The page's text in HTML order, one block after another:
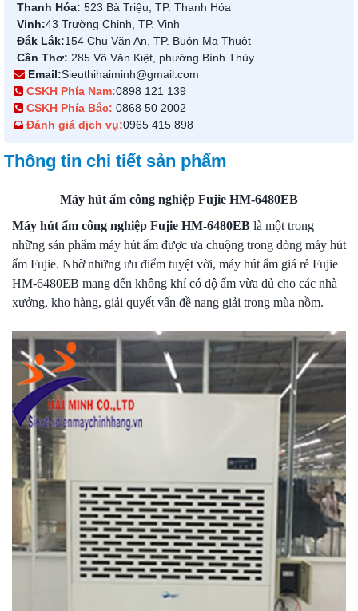
Thanh Hóa: 523 Bà Triệu, TP. Thanh Hóa
Vinh:43 Trường Chinh, TP. Vinh
Đắk Lắk:154 Chu Văn An, TP. Buôn Ma Thuột
Cần Thơ: 285 Võ Văn Kiệt, phường Bình Thủy
Email:Sieuthihaiminh@gmail.com
CSKH Phía Nam:0898 121 139
CSKH Phía Bắc: 0868 50 2002
Đánh giá dịch vụ:0965 415 898
Thông tin chi tiết sản phẩm
Máy hút ẩm công nghiệp Fujie HM-6480EB
Máy hút ẩm công nghiệp Fujie HM-6480EB là một trong
những sản phẩm máy hút ẩm được ưa chuộng trong dòng máy hút
ẩm Fujie. Nhờ những ưu điểm tuyệt vời, máy hút ẩm giá rẻ Fujie
HM-6480EB mang đến không khí có độ ẩm vừa đủ cho các nhà
xưởng, kho hàng, giải quyết vấn đề nang giải trong mùa nồm.